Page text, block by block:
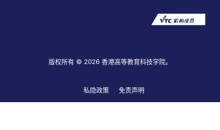
版权所有 © 2026 香港高等教育科技学院。
私隐政策 免责声明